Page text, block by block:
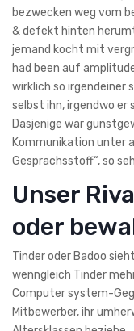
bezwecken weg vom
& defekt hinten
jemand kocht mit
had been auf
wirklich so irgendeiner
selbst ihn, irgendwo er
Dasjenige war
Kommunikation unter
Gesprachsstoff“, so
Unser
oder
Tinder oder Badoo
wenngleich Tinder
Computer system-
Mitbewerber, ihr